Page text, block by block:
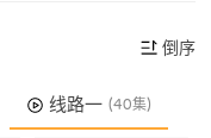
倒序
线路一 (40集)